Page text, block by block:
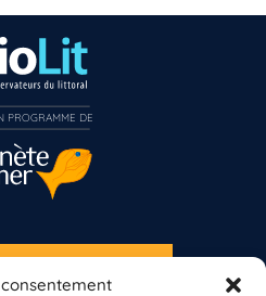
LA NEWSLETTER